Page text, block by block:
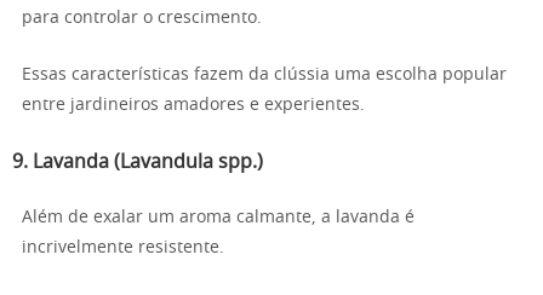
para controlar o crescimento.
Essas características fazem da clússia uma escolha popular
entre jardineiros amadores e experientes.
9. Lavanda (Lavandula spp.)
Além de exalar um aroma calmante, a lavanda é
incrivelmente resistente.